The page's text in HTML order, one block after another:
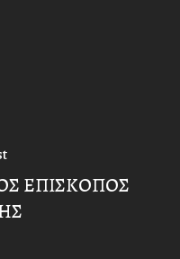
ΕΠΙΣΚΟΠΟΣ